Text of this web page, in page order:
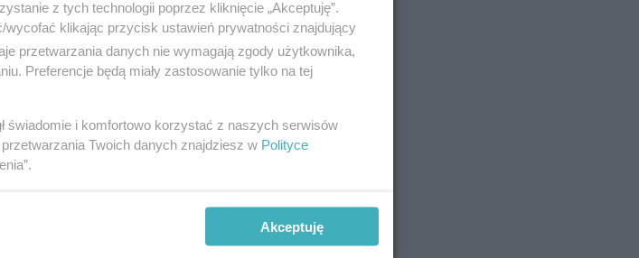
z tych technologii poprzez kliknięcie „Akceptuję”.
klikając przycisk ustawień prywatności znajdujący
przetwarzania danych nie wymagają zgody użytkownika,
Preferencje będą miały zastosowanie tylko na tej
świadomie i komfortowo korzystać z naszych serwisów
Twoich danych znajdziesz w Polityce
Akceptuję